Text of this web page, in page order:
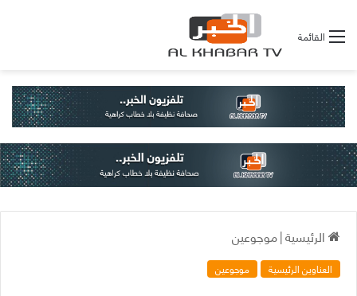
القائمة
الرئيسية|موجوعين
العناوين الرئيسية موجوعين